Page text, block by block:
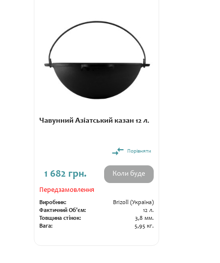
Чавунний Азіатський казан 12 л.
Порівняти
1 682 грн. Коли буде
Передзамовлення
Виробник:
Brizoll (Україна)
Фактичний Об'єм:
12 л.
Товщина стінок:
3,8 мм.
Вага:
5,95 кг.